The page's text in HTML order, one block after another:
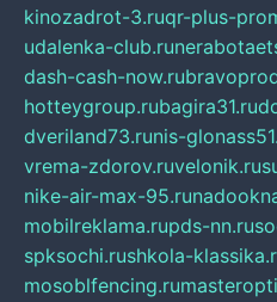
kinozadrot-3.ruqr-plus-
udalenka-club.ru
dash-cash-now.ru
hotteygroup.rubagira31.ru
dveriland73.runis-
vrema-zdorov.ruvelonik.ru
nike-air-max-95.ru
mobilreklama.rupds-nn.ru
spksochi.rushkola-
mosoblfencing.ru